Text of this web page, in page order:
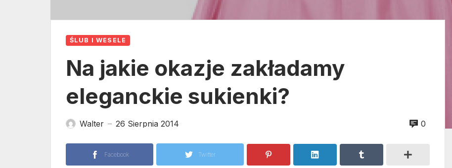
ŚLUB I WESELE
Na jakie okazje zakładamy
eleganckie sukienki?
Walter — 26 Sierpnia 2014 0
Facebook Twitter